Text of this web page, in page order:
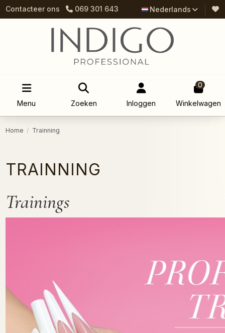
Contacteer ons 069 301 643 Nederlands
Menu Zoeken Inloggen
0
Winkelwagen
Home Trainning
TRAINNING
Trainings